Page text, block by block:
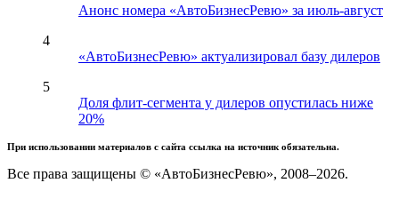
Анонс номера «АвтоБизнесРевю» за июль-август
4
«АвтоБизнесРевю» актуализировал базу дилеров
5
Доля флит-сегмента у дилеров опустилась ниже
20%
При использовании материалов с сайта ссылка на источник обязательна.
Все права защищены © «АвтоБизнесРевю», 2008–2026.